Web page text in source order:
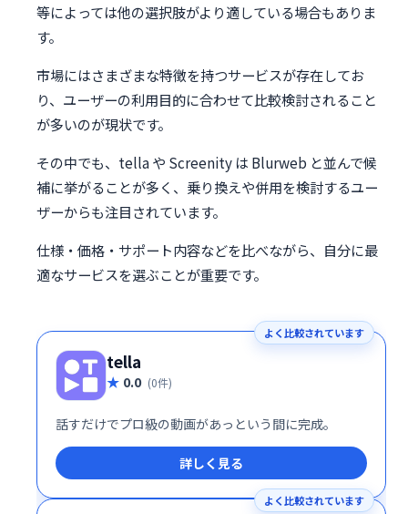
等によっては他の選択肢がより適している場合もありま
す。
市場にはさまざまな特徴を持つサービスが存在してお
り、ユーザーの利用目的に合わせて比較検討されること
が多いのが現状です。
その中でも、tella や Screenity は Blurweb と並んで候
補に挙がることが多く、乗り換えや併用を検討するユー
ザーからも注目されています。
仕様・価格・サポート内容などを比べながら、自分に最
適なサービスを選ぶことが重要です。
よく比較されています
tella
0.0 (0件)
話すだけでプロ級の動画があっという間に完成。
詳しく見る
よく比較されています